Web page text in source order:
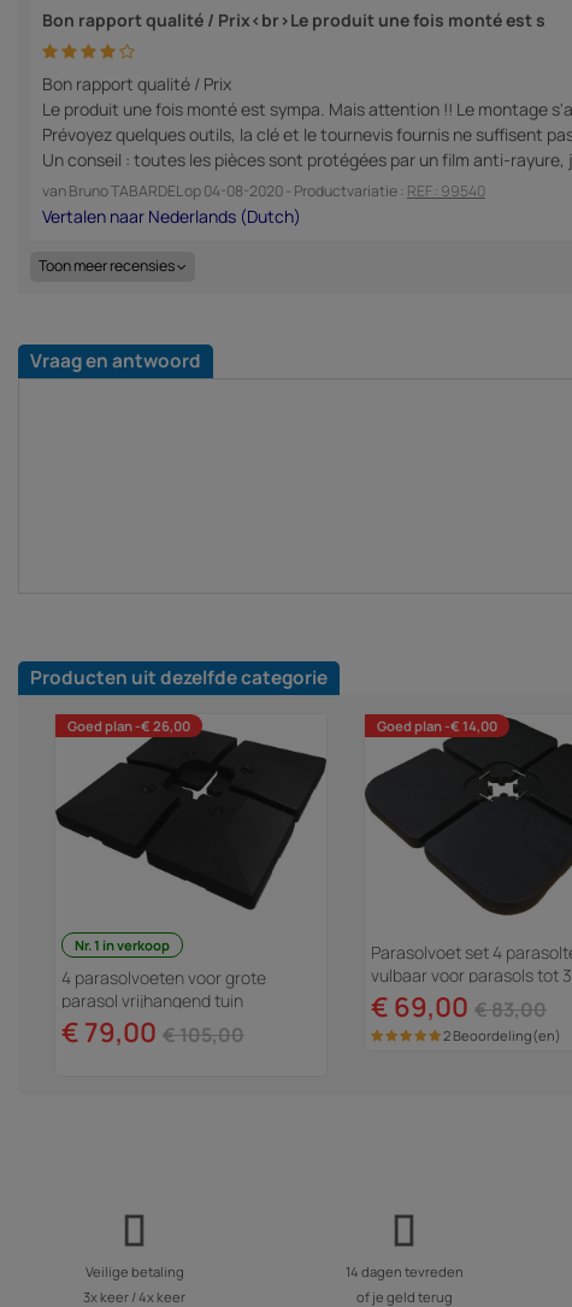
Bon rapport qualité / Prix<br>Le produit une fois monté est s
Bon rapport qualité / Prix
Le produit une fois monté est sympa. Mais attention !! Le montage
Prévoyez quelques outils, la clé et le tournevis fournis ne suffisent
Un conseil : toutes les pièces sont protégées par un film anti-
vanBruno TABARDELop04-08-2020- Productvariatie : REF : 99540
Toon meer recensies
Vraag en antwoord
Producten uit dezelfde categorie
Goed plan -€ 26,00
Nr. 1 in verkoop
4 parasolvoeten voor grote
parasol vrijhangend tuin
zweefparasol - 4 x 3 m - 104 kg -
Zwart
€ 79,00 € 105,00
Goed plan -€ 14,00
Parasolvoet set 4
vulbaar voor parasols tot
52 liter - Zwart
€ 69,00 € 83,00
2 Beoordeling(en)
Veilige betaling
3x keer / 4x keer
14 dagen tevreden
of je geld terug